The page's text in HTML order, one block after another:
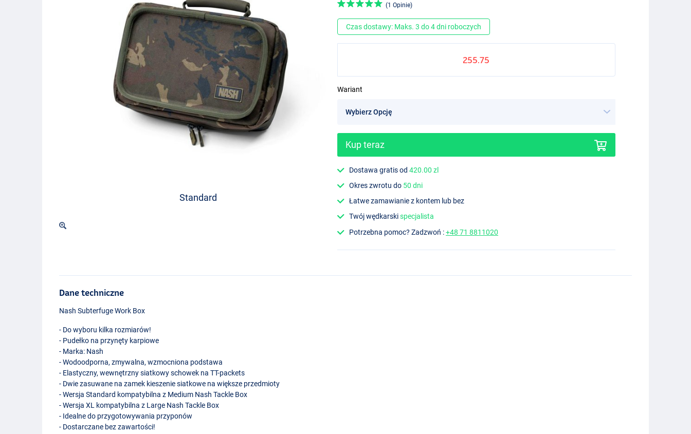
Standard
(1 Opinie)
Czas dostawy: Maks. 3 do 4 dni roboczych
255.75
Wariant
Kup teraz
Dostawa gratis od420.00 zl
Okres zwrotu do 50 dni
Łatwe zamawianie z kontem lub bez
Twój wędkarskispecjalista
Potrzebna pomoc? Zadzwoń :+48 71 8811020
Dane techniczne
Nash Subterfuge Work Box
- Do wyboru kilka rozmiarów!
- Pudełko na przynęty karpiowe
- Marka: Nash
- Wodoodporna, zmywalna, wzmocniona podstawa
- Elastyczny, wewnętrzny siatkowy schowek na TT-packets
- Dwie zasuwane na zamek kieszenie siatkowe na większe przedmioty
- Wersja Standard kompatybilna z Medium Nash Tackle Box
- Wersja XL kompatybilna z Large Nash Tackle Box
- Idealne do przygotowywania przyponów
- Dostarczane bez zawartości!